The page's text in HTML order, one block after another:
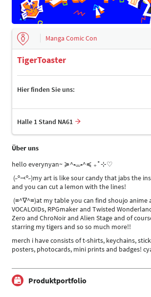
Manga Comic Con
TigerToaster
Hier finden Sie uns:
Halle 1 Stand NA61
Über uns
hello everynyan~ ≽^•⩊•^≼ ₊˚⊹♡
(˶º⤙º˶)my art is like sour candy that jabs the
and you can cut a lemon with the lines!
(≡^∇^≡)at my table you can find shoujo anime
VOCALOIDs, RPGmaker and Twisted
Zero and ChroNoir and Alien Stage and of
starring my tigers and so so much more!!
merch i have consists of t-shirts, keychains,
posters, photocards, mini prints and badges!
Produktportfolio